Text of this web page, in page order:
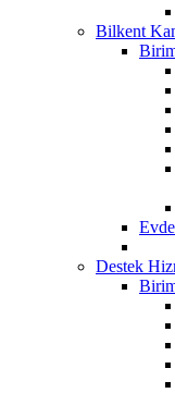
Bilkent
Destek